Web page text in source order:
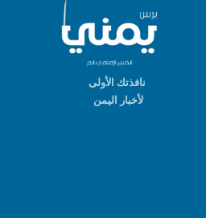
نافذتك الأولى
لأخبار اليمن